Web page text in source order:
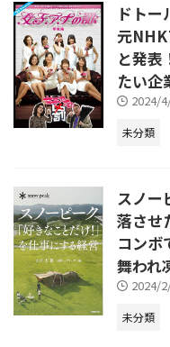
ドト
元
と発表
たい企
2024/
未分類
スノー
落させ
コンボ
舞われ
2024/
未分類